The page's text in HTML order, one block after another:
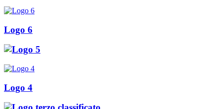
Logo 6
Logo 4